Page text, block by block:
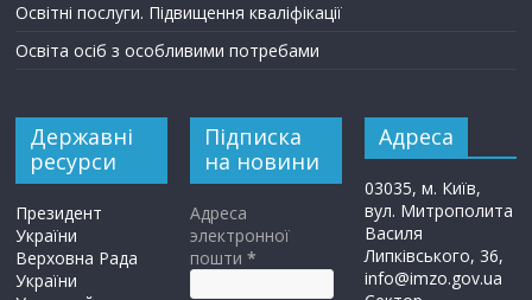
Освітні послуги. Підвищення кваліфікації
Освіта осіб з особливими потребами
Державні
ресурси
Президент
України
Верховна Рада
України
Підписка
на новини
Адреса
электронної
пошти*
Адреса
03035, м. Київ,
вул. Митрополита
Василя
Липківського, 36,
info@imzo.gov.ua